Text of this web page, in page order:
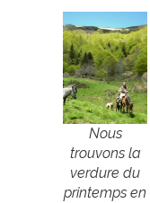
Nous
trouvons la
verdure du
printemps en